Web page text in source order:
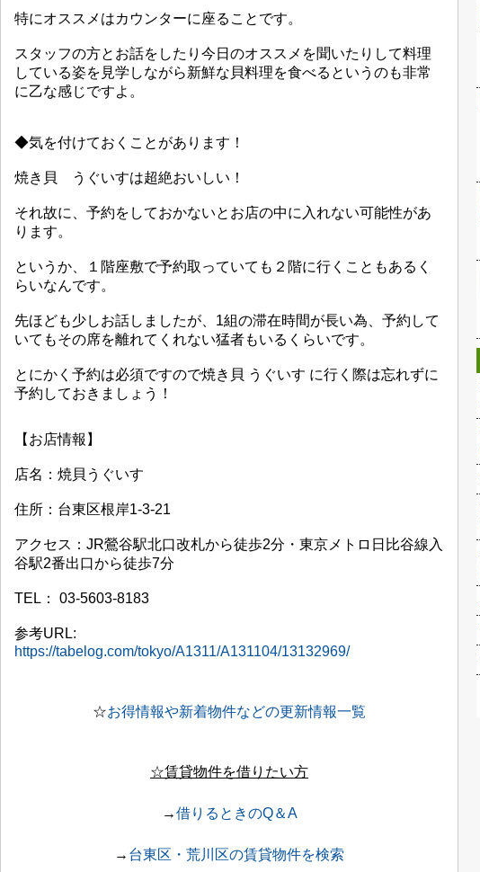
特にオススメはカウンターに座ることです。
スタッフの方とお話をしたり今日のオススメを聞いたりして料理
している姿を見学しながら新鮮な貝料理を食べるというのも非常
に乙な感じですよ。
◆気を付けておくことがあります！
焼き貝 うぐいすは超絶おいしい！
それ故に、予約をしておかないとお店の中に入れない可能性があ
ります。
というか、１階座敷で予約取っていても２階に行くこともあるく
らいなんです。
先ほども少しお話しましたが、1組の滞在時間が長い為、予約して
いてもその席を離れてくれない猛者もいるくらいです。
とにかく予約は必須ですので焼き貝 うぐいす に行く際は忘れずに
予約しておきましょう！
【お店情報】
店名： 焼貝うぐいす
住所： 台東区根岸1-3-21
アクセス： JR鶯谷駅北口改札から徒歩2分・ 東京メトロ日比谷線入
谷駅2番出口から徒歩7分
TEL： 03-5603-8183
参考URL:
https://tabelog.com/tokyo/A1311/A131104/13132969/
☆お得情報や新着物件などの更新情報一覧
☆賃貸物件を借りたい方
→借りるときのQ＆A
→ 台東区・荒川区の賃貸物件を検索